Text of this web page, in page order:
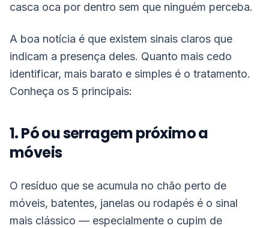
casca oca por dentro sem que ninguém perceba.
A boa notícia é que existem sinais claros que
indicam a presença deles. Quanto mais cedo
identificar, mais barato e simples é o tratamento.
Conheça os 5 principais:
1. Pó ou serragem próximo a
móveis
O resíduo que se acumula no chão perto de
móveis, batentes, janelas ou rodapés é o sinal
mais clássico — especialmente o cupim de